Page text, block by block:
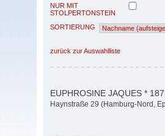
NUR MIT
STOLPERTONSTEIN
SORTIERUNG
zurück zur Auswahlliste
EUPHROSINE JAQUES *
Haynstraße 29 (Hamburg-Nord,